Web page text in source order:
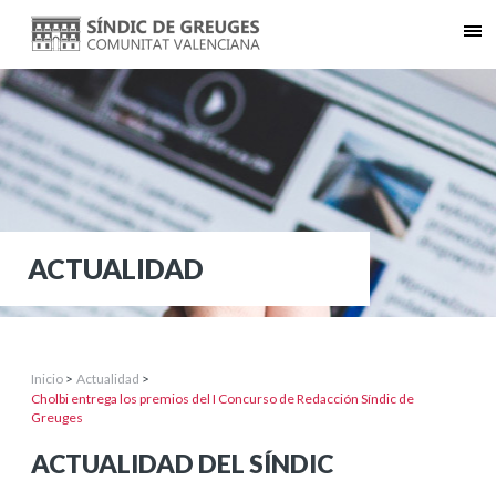
ACTUALIDAD
Inicio > Actualidad >
Cholbi entrega los premios del I Concurso de Redacción Síndic de
Greuges
ACTUALIDAD DEL SÍNDIC